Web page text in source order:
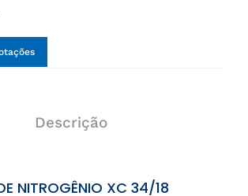
Descrição
NITROGÊNIO XC 34/18